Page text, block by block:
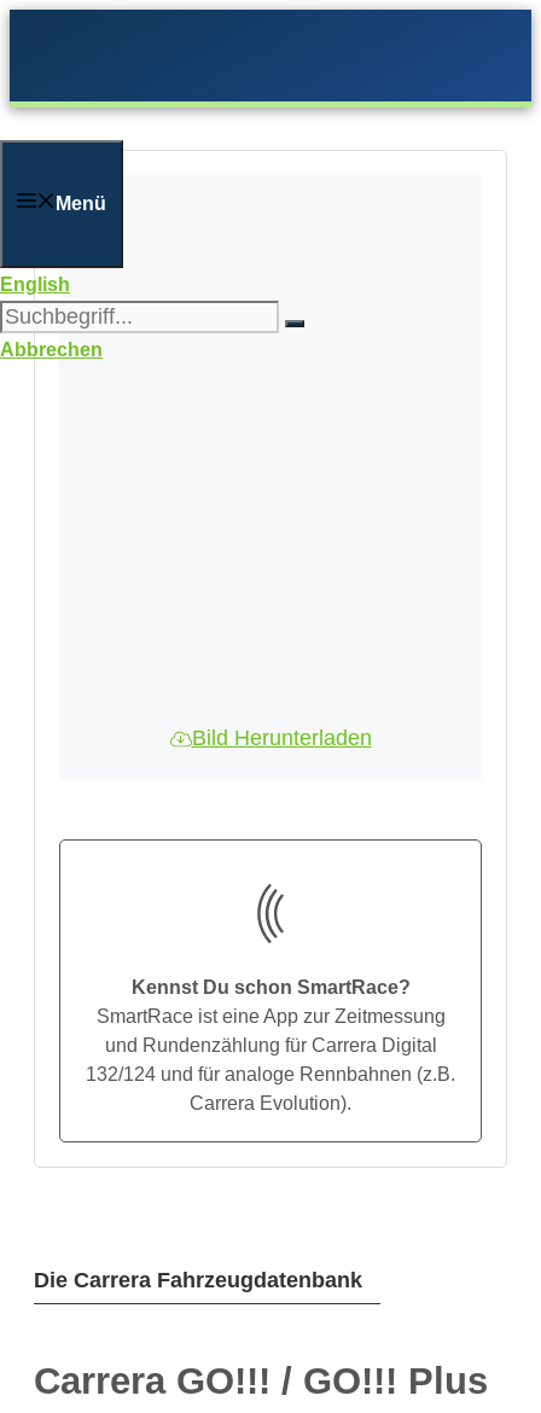
Menü
English
Abbrechen
Die Carrera Fahrzeugdatenbank
Carrera GO!!! / GO!!! Plus
Bild Herunterladen
Kennst Du schon SmartRace?
SmartRace ist eine App zur Zeitmessung
und Rundenzählung für Carrera Digital
132/124 und für analoge Rennbahnen (z.B.
Carrera Evolution).